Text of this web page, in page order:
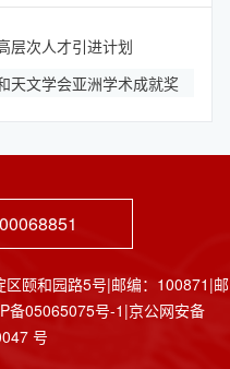
次人才引进计划
文学会亚洲学术成就奖
00068851
颐和园路5号|邮编：100871|邮
备05065075号-1|京公网安备
号